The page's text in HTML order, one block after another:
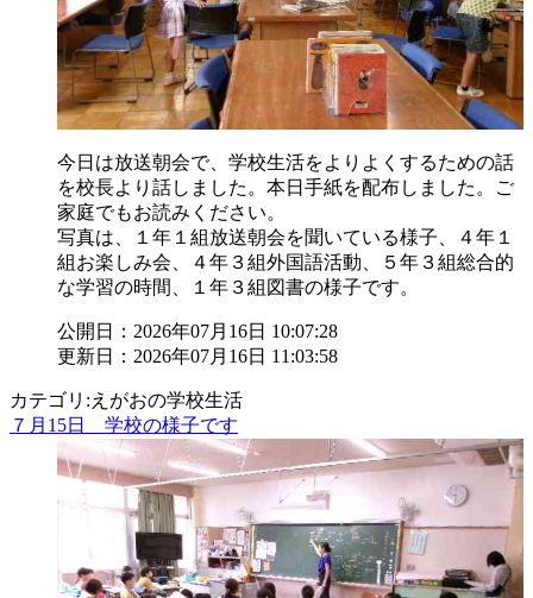
今日は放送朝会で、学校生活をよりよくするための話
を校長より話しました。本日手紙を配布しました。ご
家庭でもお読みください。
写真は、１年１組放送朝会を聞いている様子、４年１
組お楽しみ会、４年３組外国語活動、５年３組総合的
な学習の時間、１年３組図書の様子です。
公開日：2026年07月16日 10:07:28
更新日：2026年07月16日 11:03:58
カテゴリ:えがおの学校生活
７月15日 学校の様子です